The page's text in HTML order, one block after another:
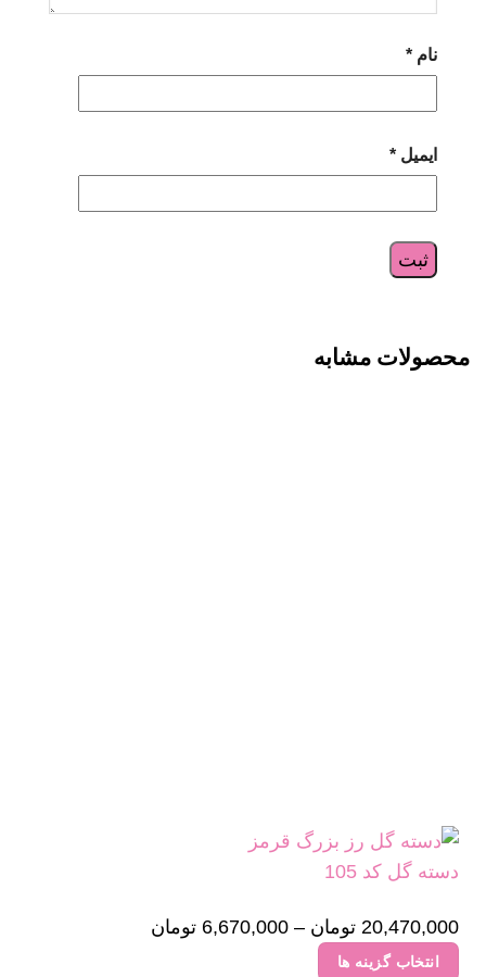
نام *
ایمیل *
محصولات مشابه
دسته گل کد 105
20,470,000 تومان –
6,670,000 تومان
انتخاب گزینه ها